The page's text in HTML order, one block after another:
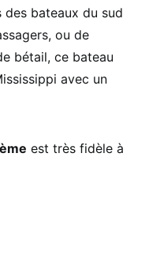
bateaux du sud
ou de
bétail, ce bateau
avec un
est très fidèle à